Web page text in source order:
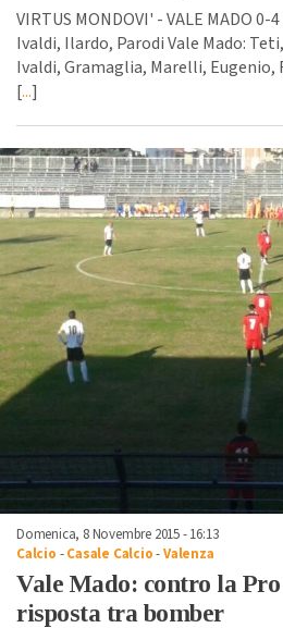
VIRTUS MONDOVI' - VALE MADO
Ivaldi, Ilardo, Parodi Vale Mado:
Ivaldi, Gramaglia, Marelli, Eugenio,
[...]
Domenica, 8 Novembre 2015 - 16:13
Calcio -Casale Calcio-Valenza
Vale Mado: contro la
risposta tra bomber